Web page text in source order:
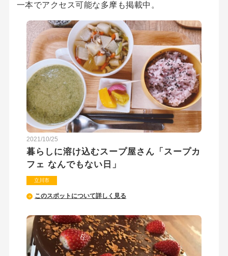
一本でアクセス可能な多摩も掲載中。
2021/10/25
暮らしに溶け込むスープ屋さん「スープカ
フェ なんでもない日」
立川市
このスポットについて詳しく見る